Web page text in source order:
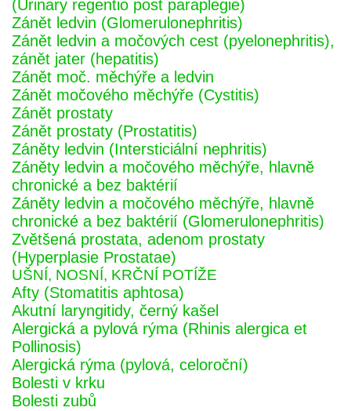
(Urinary regentio post paraplegie)
Zánět ledvin (Glomerulonephritis)
Zánět ledvin a močových cest (pyelonephritis),
zánět jater (hepatitis)
Zánět moč. měchýře a ledvin
Zánět močového měchýře (Cystitis)
Zánět prostaty
Zánět prostaty (Prostatitis)
Záněty ledvin (Intersticiální nephritis)
Záněty ledvin a močového měchýře, hlavně
chronické a bez baktérií
Záněty ledvin a močového měchýře, hlavně
chronické a bez baktérií (Glomerulonephritis)
Zvětšená prostata, adenom prostaty
(Hyperplasie Prostatae)
UŠNÍ, NOSNÍ, KRČNÍ POTÍŽE
Afty (Stomatitis aphtosa)
Akutní laryngitidy, černý kašel
Alergická a pylová rýma (Rhinis alergica et
Pollinosis)
Alergická rýma (pylová, celoroční)
Bolesti v krku
Bolesti zubů